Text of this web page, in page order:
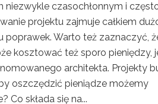
niezwykle czasochłonnym i
projektu zajmuje całkiem
Warto też zaznaczyć,
kosztować też sporo pieniędzy,
architekta. Projekty
oszczędzić pieniądze możemy
Co składa się na...